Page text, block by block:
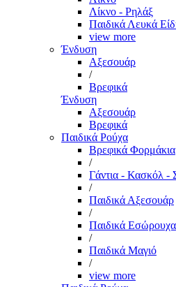
Λίκνο - Ρηλάξ
Παιδικά Λευκά
view more
Ένδυση
Αξεσουάρ
/
Βρεφικά
Ένδυση
Αξεσουάρ
Βρεφικά
Παιδικά Ρούχα
Βρεφικά Φορμάκια
/
Γάντια - Κασκόλ -
/
Παιδικά Αξεσουάρ
/
Παιδικά Εσώρουχα
/
Παιδικά Μαγιό
/
view more